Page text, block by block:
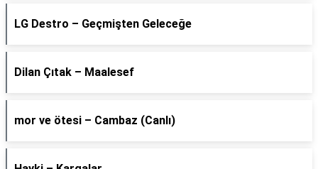
LG Destro – Geçmişten Geleceğe
Dilan Çıtak – Maalesef
​mor ve ötesi – Cambaz (Canlı)